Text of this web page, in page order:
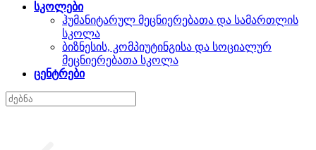
სკოლები
ჰუმანიტარულ მეცნიერებათა და სამართლის
სკოლა
ბიზნესის, კომპიუტინგისა და სოციალურ
მეცნიერებათა სკოლა
ცენტრები